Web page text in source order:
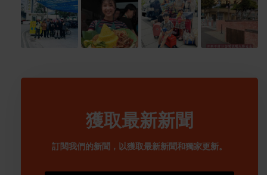
獲取最新新聞
訂閱我們的新聞，以獲取最新新聞和獨家更新。